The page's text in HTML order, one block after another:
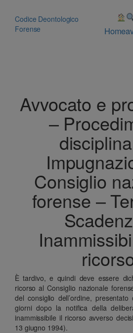
contenuto
Codice Deontologico
Forense
Home
Avvocato e
–
Consiglio
forense –
È tardivo, e quindi deve essere
ricorso al Consiglio nazionale
del consiglio dell’ordine,
giorni dopo la notifica della
inammissibile il ricorso avverso
13 giugno 1994).